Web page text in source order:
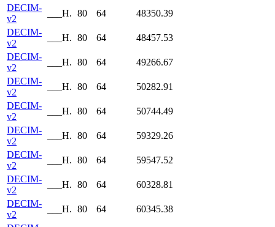
DECIM-
v2
___H. 80 64
48350.39
DECIM-
v2
___H. 80 64
48457.53
DECIM-
v2
___H. 80 64
49266.67
DECIM-
v2
___H. 80 64
50282.91
DECIM-
v2
___H. 80 64
50744.49
DECIM-
v2
___H. 80 64
59329.26
DECIM-
v2
___H. 80 64
59547.52
DECIM-
v2
___H. 80 64
60328.81
DECIM-
v2
___H. 80 64
60345.38